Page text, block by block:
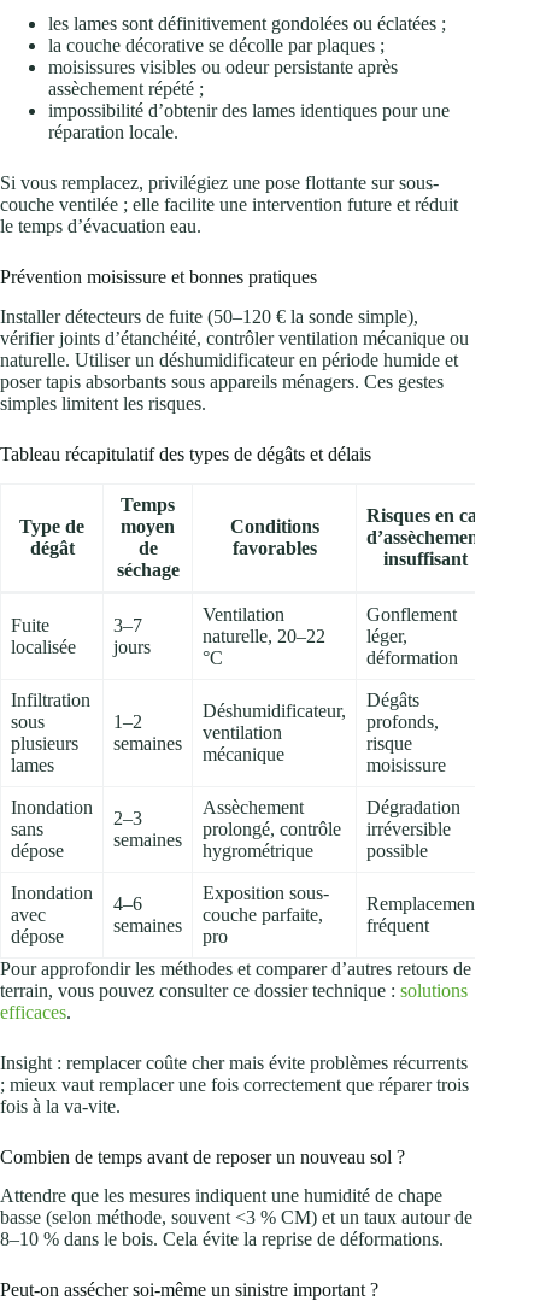
les lames sont définitivement gondolées ou éclatées ;
la couche décorative se décolle par plaques ;
moisissures visibles ou odeur persistante après
assèchement répété ;
impossibilité d’obtenir des lames identiques pour une
réparation locale.
Si vous remplacez, privilégiez une pose flottante sur sous-
couche ventilée ; elle facilite une intervention future et réduit
le temps d’évacuation eau.
Prévention moisissure et bonnes pratiques
Installer détecteurs de fuite (50–120 € la sonde simple),
vérifier joints d’étanchéité, contrôler ventilation mécanique ou
naturelle. Utiliser un déshumidificateur en période humide et
poser tapis absorbants sous appareils ménagers. Ces gestes
simples limitent les risques.
Tableau récapitulatif des types de dégâts et délais
Type de
dégât
Temps
moyen
de
séchage
Conditions
favorables
Risques en cas
d’assèchement
insuffisant
Fuite
localisée
3–7
jours
Ventilation
naturelle, 20–22
°C
Gonflement
léger,
déformation
Infiltration
sous
plusieurs
lames
1–2
semaines
Déshumidificateur,
ventilation
mécanique
Dégâts
profonds,
risque
moisissure
Inondation
sans
dépose
2–3
semaines
Assèchement
prolongé, contrôle
hygrométrique
Dégradation
irréversible
possible
Inondation
avec
dépose
4–6
semaines
Exposition sous-
couche parfaite,
pro
Remplacement
fréquent
Pour approfondir les méthodes et comparer d’autres retours de
terrain, vous pouvez consulter ce dossier technique : solutions
efficaces.
Insight : remplacer coûte cher mais évite problèmes récurrents
; mieux vaut remplacer une fois correctement que réparer trois
fois à la va-vite.
Combien de temps avant de reposer un nouveau sol ?
Attendre que les mesures indiquent une humidité de chape
basse (selon méthode, souvent <3 % CM) et un taux autour de
8–10 % dans le bois. Cela évite la reprise de déformations.
Peut-on assécher soi‑même un sinistre important ?